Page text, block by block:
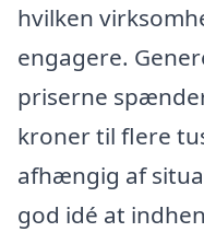
hvilken
engagere.
priserne
kroner til flere
afhængig af
god idé at